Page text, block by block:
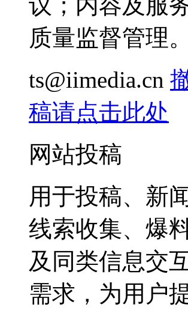
议；内容及服
质量监督管理。
ts@iimedia.cn
稿请点击此处
网站投稿
用于投稿、新
线索收集、爆
及同类信息交
需求，为用户